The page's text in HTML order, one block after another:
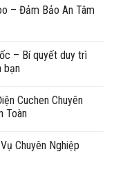
– Đảm Bảo An Tâm
– Bí quyết duy trì
bạn
Cuchen Chuyên
Toàn
Chuyên Nghiệp